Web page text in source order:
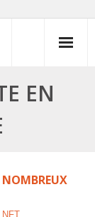
84 16 35
EN
NOMBREUX
NFT